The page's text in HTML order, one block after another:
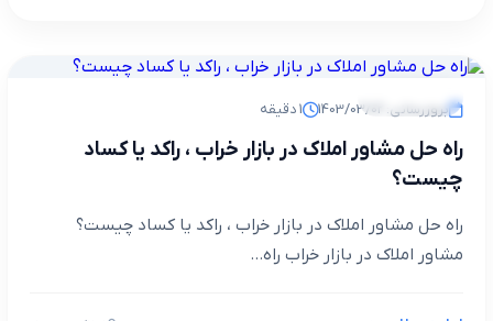
بروزرسانی: 1403/03/02 1 دقیقه
راه حل مشاور املاک در بازار خراب ، راکد یا کساد
چیست؟
راه حل مشاور املاک در بازار خراب ، راکد یا کساد چیست؟
مشاور املاک در بازار خراب راه...